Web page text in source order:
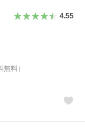
4.55
料）